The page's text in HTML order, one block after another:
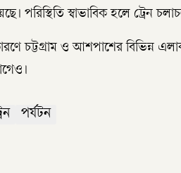
পরিস্থিতি স্বাভাবিক হলে ট্রেন
চট্টগ্রাম ও আশপাশের বিভিন্ন
পর্যটন